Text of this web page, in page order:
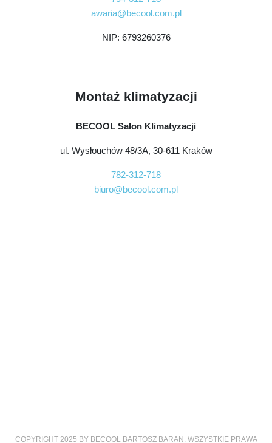
awaria@becool.com.pl
NIP: 6793260376
Montaż klimatyzacji
BECOOL Salon Klimatyzacji
ul. Wysłouchów 48/3A, 30-611 Kraków
782-312-718
biuro@becool.com.pl
COPYRIGHT 2025 BY BECOOL BARTOSZ BARAN. WSZYSTKIE PRAWA